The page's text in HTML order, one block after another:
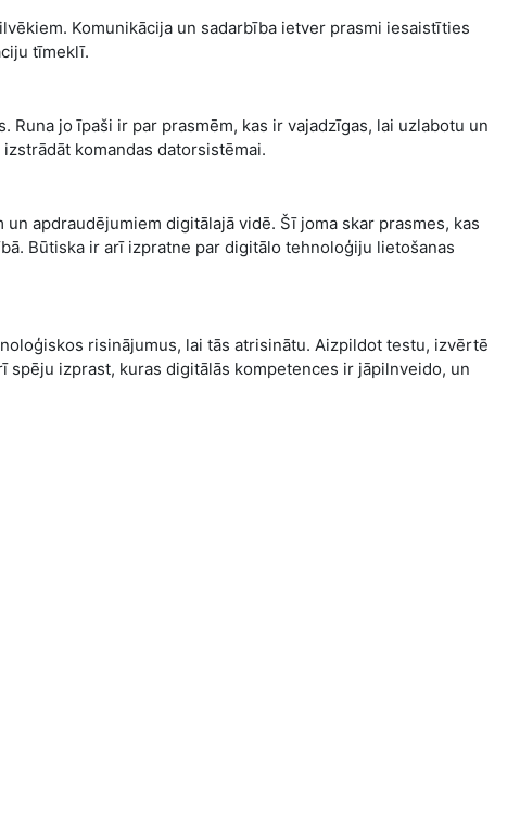
Komunikācija un sadarbība ietver prasmi iesaistīties
tīmeklī.
jo īpaši ir par prasmēm, kas ir vajadzīgas, lai uzlabotu un
komandas datorsistēmai.
apdraudējumiem digitālajā vidē. Šī joma skar prasmes, kas
Būtiska ir arī izpratne par digitālo tehnoloģiju lietošanas
risinājumus, lai tās atrisinātu. Aizpildot testu, izvērtē
izprast, kuras digitālās kompetences ir jāpilnveido, un